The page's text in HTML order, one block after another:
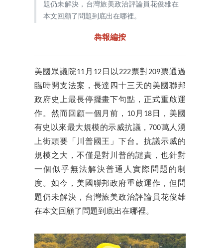
題仍未解決，台灣旅美政治評論員花俊雄在
本文回顧了問題到底出在哪裡。
犇報編按
美國眾議院11月12日以222票對209票通過
臨時開支法案，長達四十三天的美國聯邦
政府史上最長停擺畫下句點，正式重啟運
作。然而回顧一個月前，10月18日，美國
有史以來最大規模的示威抗議，700萬人湧
上街頭要「川普國王」下台。抗議示威的
規模之大，不僅是對川普的譴責，也針對
一個似乎無法解決普通人實際問題的制
度。如今，美國聯邦政府重啟運作，但問
題仍未解決，台灣旅美政治評論員花俊雄
在本文回顧了問題到底出在哪裡。